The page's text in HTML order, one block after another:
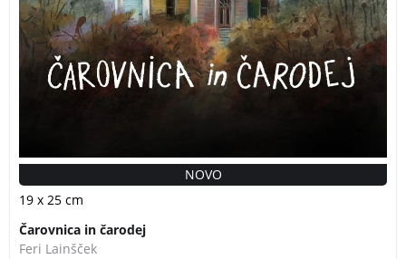
NOVO
19 x 25 cm
Čarovnica in čarodej
Feri Lainšček